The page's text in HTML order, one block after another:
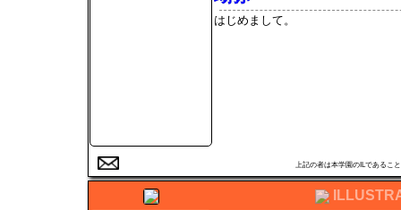
はじめまして。
上記の者は本学園のILであるこ